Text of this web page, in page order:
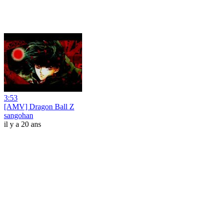
3:53
[AMV] Dragon Ball Z
sangohan
il y a 20 ans